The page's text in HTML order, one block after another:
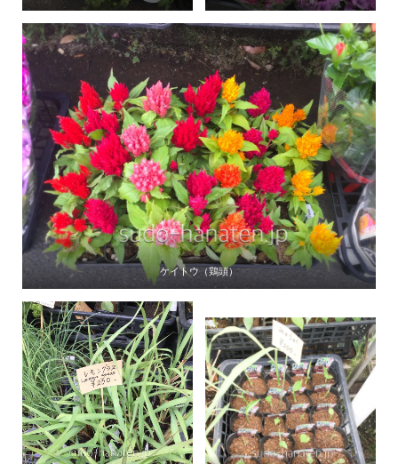
ケイトウ（鶏頭）